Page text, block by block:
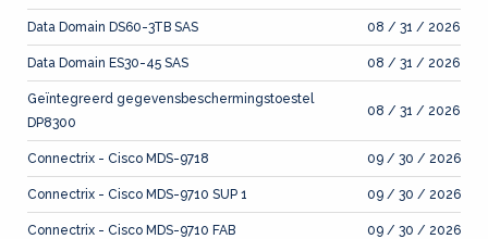
Data Domain DS60-3TB SAS 08 / 31 / 2026
Data Domain ES30-45 SAS 08 / 31 / 2026
Geïntegreerd gegevensbeschermingstoestel
DP8300
08 / 31 / 2026
Connectrix - Cisco MDS-9718 09 / 30 / 2026
Connectrix - Cisco MDS-9710 SUP 1 09 / 30 / 2026
Connectrix - Cisco MDS-9710 FAB 09 / 30 / 2026